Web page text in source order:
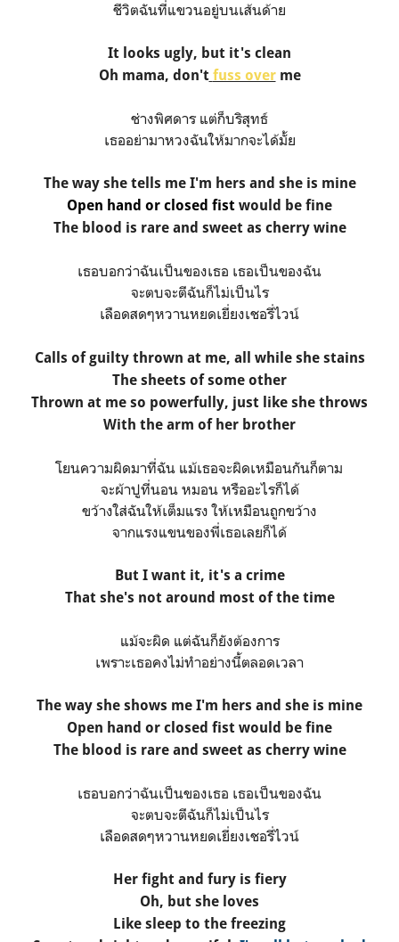
ชีวิตฉันที่แขวนอยู่บนเส้นด้าย
It looks ugly, but it's clean
Oh mama, don't fuss overme
ช่างพิศดาร แต่ก็บริสุทธ์
เธออย่ามาหวงฉันให้มากจะได้มั้ย
The way she tells me I'm hers and she is mine
Open hand or closed fist would be fine
The blood is rare and sweet as cherry wine
เธอบอกว่าฉันเป็นของเธอ เธอเป็นของฉัน
จะตบจะตีฉันก็ไม่เป็นไร
เลือดสดๆหวานหยดเยี่ยงเชอรี่ไวน์
Calls of guilty thrown at me, all while she stains
The sheets of some other
Thrown at me so powerfully, just like she throws
With the arm of her brother
โยนความผิดมาที่ฉัน แม้เธอจะผิดเหมือนกันก็ตาม
จะผ้าปูที่นอน หมอน หรืออะไรก็ได้
ขว้างใส่ฉันให้เต็มแรง ให้เหมือนถูกขว้าง
จากแรงแขนของพี่เธอเลยก็ได้
But I want it, it's a crime
That she's not around most of the time
แม้จะผิด แต่ฉันก็ยังต้องการ
เพราะเธอคงไม่ทำอย่างนี้ตลอดเวลา
The way she shows me I'm hers and she is mine
Open hand or closed fist would be fine
The blood is rare and sweet as cherry wine
เธอบอกว่าฉันเป็นของเธอ เธอเป็นของฉัน
จะตบจะตีฉันก็ไม่เป็นไร
เลือดสดๆหวานหยดเยี่ยงเชอรี่ไวน์
Her fight and fury is fiery
Oh, but she loves
Like sleep to the freezing